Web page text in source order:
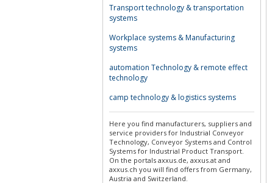
Transport technology & transportation
systems
Workplace systems & Manufacturing
systems
automation Technology & remote effect
technology
camp technology & logistics systems
Here you find manufacturers, suppliers and
service providers for Industrial Conveyor
Technology, Conveyor Systems and Control
Systems for Industrial Product Transport.
On the portals axxus.de, axxus.at and
axxus.ch you will find offers from Germany,
Austria and Switzerland.